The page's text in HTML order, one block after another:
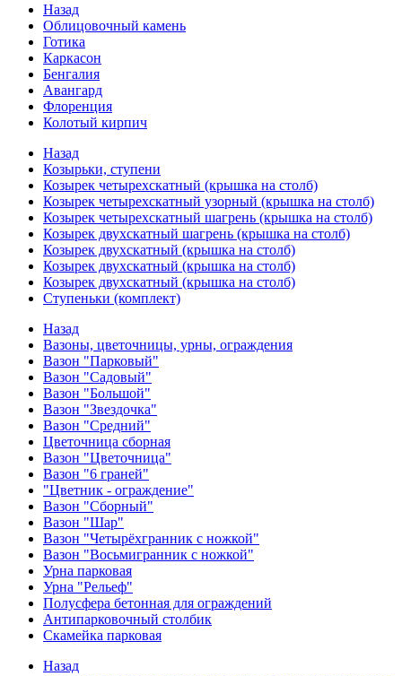
Назад
Облицовочный камень
Готика
Каркасон
Бенгалия
Авангард
Флоренция
Колотый кирпич
Назад
Козырьки, ступени
Козырек четырехскатный (крышка на столб)
Козырек четырехскатный узорный (крышка на столб)
Козырек четырехскатный шагрень (крышка на столб)
Козырек двухскатный шагрень (крышка на столб)
Козырек двухскатный (крышка на столб)
Козырек двухскатный (крышка на столб)
Козырек двухскатный (крышка на столб)
Ступеньки (комплект)
Назад
Вазоны, цветочницы, урны, ограждения
Вазон "Парковый"
Вазон "Садовый"
Вазон "Большой"
Вазон "Звездочка"
Вазон "Средний"
Цветочница сборная
Вазон "Цветочница"
Вазон "6 граней"
"Цветник - ограждение"
Вазон "Сборный"
Вазон "Шар"
Вазон "Четырёхгранник с ножкой"
Вазон "Восьмигранник с ножкой"
Урна парковая
Урна "Рельеф"
Полусфера бетонная для ограждений
Антипарковочный столбик
Скамейка парковая
Назад